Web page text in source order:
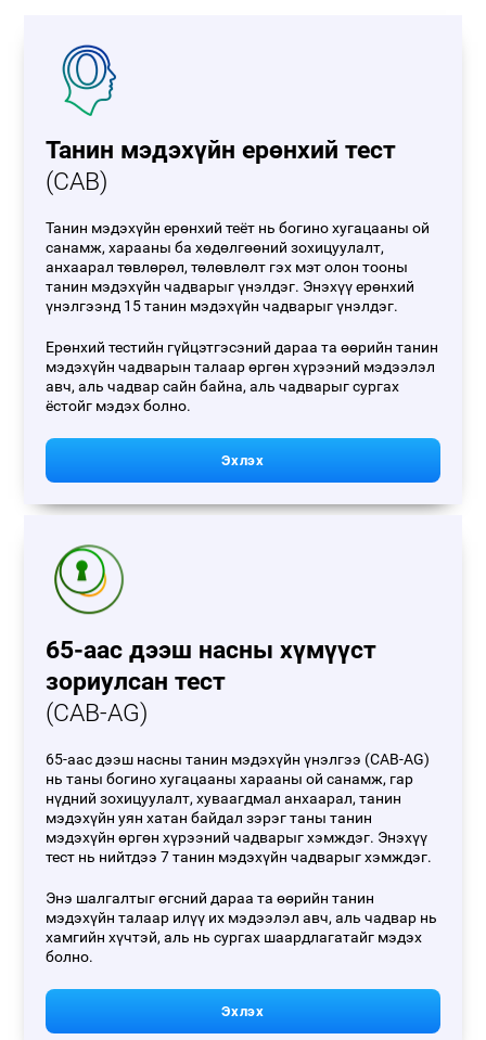
Танин мэдэхүйн ерөнхий тест
(CAB)
Танин мэдэхүйн ерөнхий теёт нь богино хугацааны ой
санамж, харааны ба хөдөлгөөний зохицуулалт,
анхаарал төвлөрөл, төлөвлөлт гэх мэт олон тооны
танин мэдэхүйн чадварыг үнэлдэг. Энэхүү ерөнхий
үнэлгээнд 15 танин мэдэхүйн чадварыг үнэлдэг.
Ерөнхий тестийн гүйцэтгэсэний дараа та өөрийн танин
мэдэхүйн чадварын талаар өргөн хүрээний мэдээлэл
авч, аль чадвар сайн байна, аль чадварыг сургах
ёстойг мэдэх болно.
Эхлэх
65-аас дээш насны хүмүүст
зориулсан тест
(CAB-AG)
65-аас дээш насны танин мэдэхүйн үнэлгээ (CAB-AG)
нь таны богино хугацааны харааны ой санамж, гар
нүдний зохицуулалт, хуваагдмал анхаарал, танин
мэдэхүйн уян хатан байдал зэрэг таны танин
мэдэхүйн өргөн хүрээний чадварыг хэмждэг. Энэхүү
тест нь нийтдээ 7 танин мэдэхүйн чадварыг хэмждэг.
Энэ шалгалтыг өгсний дараа та өөрийн танин
мэдэхүйн талаар илүү их мэдээлэл авч, аль чадвар нь
хамгийн хүчтэй, аль нь сургах шаардлагатайг мэдэх
болно.
Эхлэх